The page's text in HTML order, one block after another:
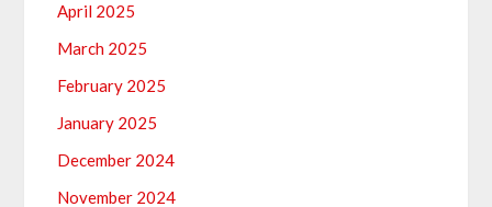
April 2025
March 2025
February 2025
January 2025
December 2024
November 2024